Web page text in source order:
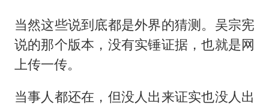
当然这些说到底都是外界的猜测。吴宗宪
说的那个版本，没有实锤证据，也就是网
上传一传。
当事人都还在，但没人出来证实也没人出